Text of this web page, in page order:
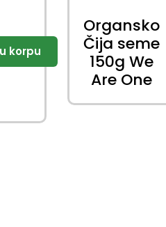
Organsko
Čija seme
150g We
Are One